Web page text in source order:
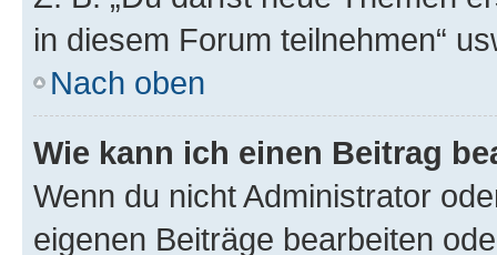
in diesem Forum teilnehmen“
Nach oben
Wie kann ich einen Beitrag
Wenn du nicht Administrator
eigenen Beiträge bearbeiten